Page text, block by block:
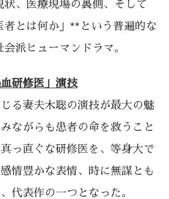
状、医療現場の裏側、そして
者とは何か」**という普遍的な
派ヒューマンドラマ。
研修医」演技
る妻夫木聡の演技が最大の魅
ながらも患者の命を救うこと
っ直ぐな研修医を、等身大で
情豊かな表情、時に無謀とも
代表作の一つとなった。